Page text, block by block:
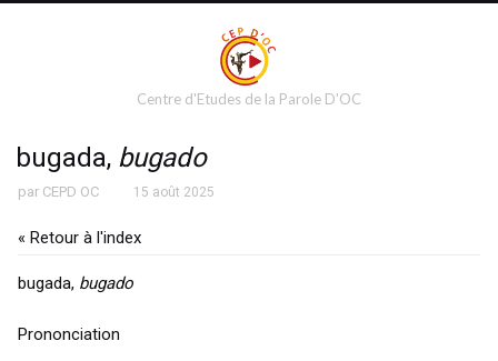
Centre d'Etudes de la Parole D'OC
bugada, bugado
par CEPD OC 15 août 2025
« Retour à l'index
bugada, bugado
Prononciation